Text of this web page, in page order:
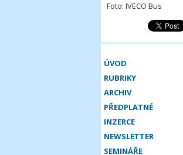
Foto: IVECO Bus
ÚVOD
RUBRIKY
ARCHIV
PŘEDPLATNÉ
INZERCE
NEWSLETTER
SEMINÁŘE